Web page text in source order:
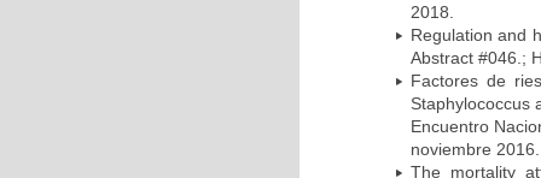
2018.
Regulation and
Abstract #046.;
Factores de
Staphylococcus
Encuentro
noviembre 2016.
The mortality